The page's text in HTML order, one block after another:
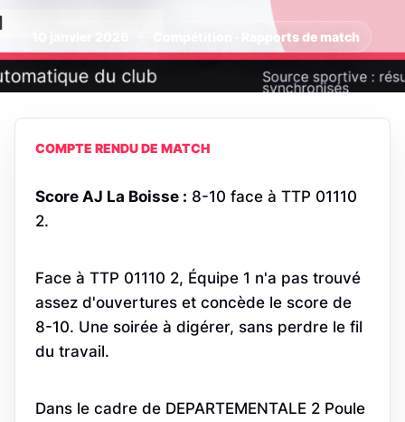
Compétition · Rapports de match
COMPTE RENDU DE MATCH
Score AJ La Boisse : 8-10 face à TTP 01110
2.
Face à TTP 01110 2, Équipe 1 n'a pas trouvé
assez d'ouvertures et concède le score de
8-10. Une soirée à digérer, sans perdre le fil
du travail.
Dans le cadre de DEPARTEMENTALE 2 Poule